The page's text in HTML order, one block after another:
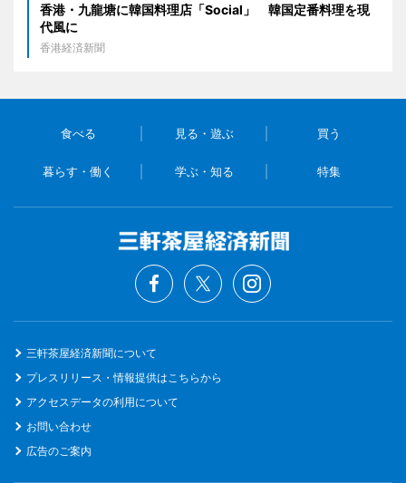
香港・九龍塘に韓国料理店「Social」 韓国定番料理を現
代風に
香港経済新聞
食べる 見る・遊ぶ 買う
暮らす・働く 学ぶ・知る 特集
三軒茶屋経済新聞について
プレスリリース・情報提供はこちらから
アクセスデータの利用について
お問い合わせ
広告のご案内